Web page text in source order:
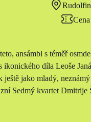
ansámbl s téměř
ikonického díla Leoše
jako mladý,
Sedmý kvartet Dmitrije